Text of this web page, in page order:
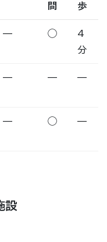
間
歩
— ◯
4
分
— — —
— ◯ —
設